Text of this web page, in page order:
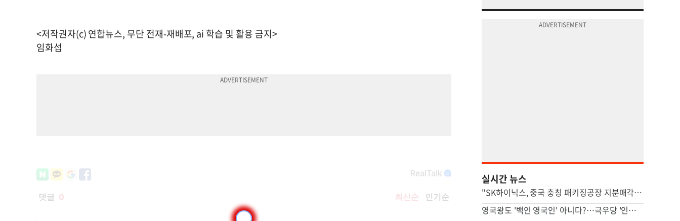
<저작권자(c) 연합뉴스, 무단 전재-재배포, ai 학습 및 활용 금지>
임화섭
실시간 뉴스
"SK하이닉스, 중국 충칭 패키징공장 지분매각 등 검토"
영국왕도 '백인 영국인' 아니다?…극우당 '인종분류' 논란